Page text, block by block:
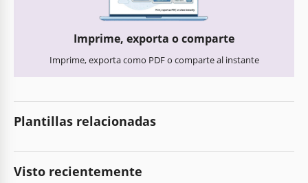
Imprime, exporta o comparte
Imprime, exporta como PDF o comparte al instante
Plantillas relacionadas
Visto recientemente